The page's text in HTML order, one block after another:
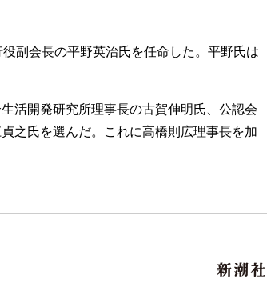
副会長の平野英治氏を任命した。平野氏は
活開発研究所理事長の古賀伸明氏、公認会
之氏を選んだ。これに高橋則広理事長を加